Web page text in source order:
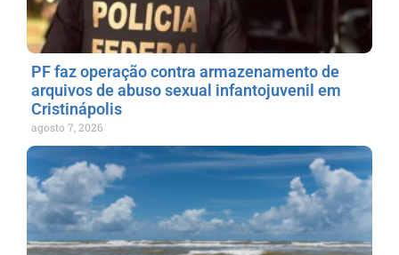
PF faz operação contra armazenamento de
arquivos de abuso sexual infantojuvenil em
Cristinápolis
agosto 7, 2026